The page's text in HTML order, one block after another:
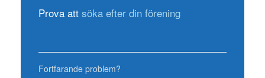
Prova att söka efter din förening
Fortfarande problem?